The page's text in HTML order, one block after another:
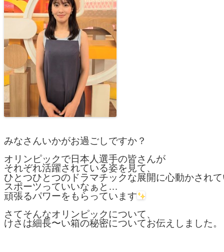
みなさんいかがお過ごしですか？
オリンピックで日本人選手の皆さんが
それぞれ活躍されている姿を見て、
ひとつひとつのドラマチックな展開に心動かされ
スポーツっていいなぁと…
頑張るパワーをもらっています
さてそんなオリンピックについて、
けさは細長〜い箱の秘密についてお伝えしました。